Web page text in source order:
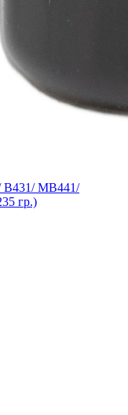
B431/ MB441/
гр.)